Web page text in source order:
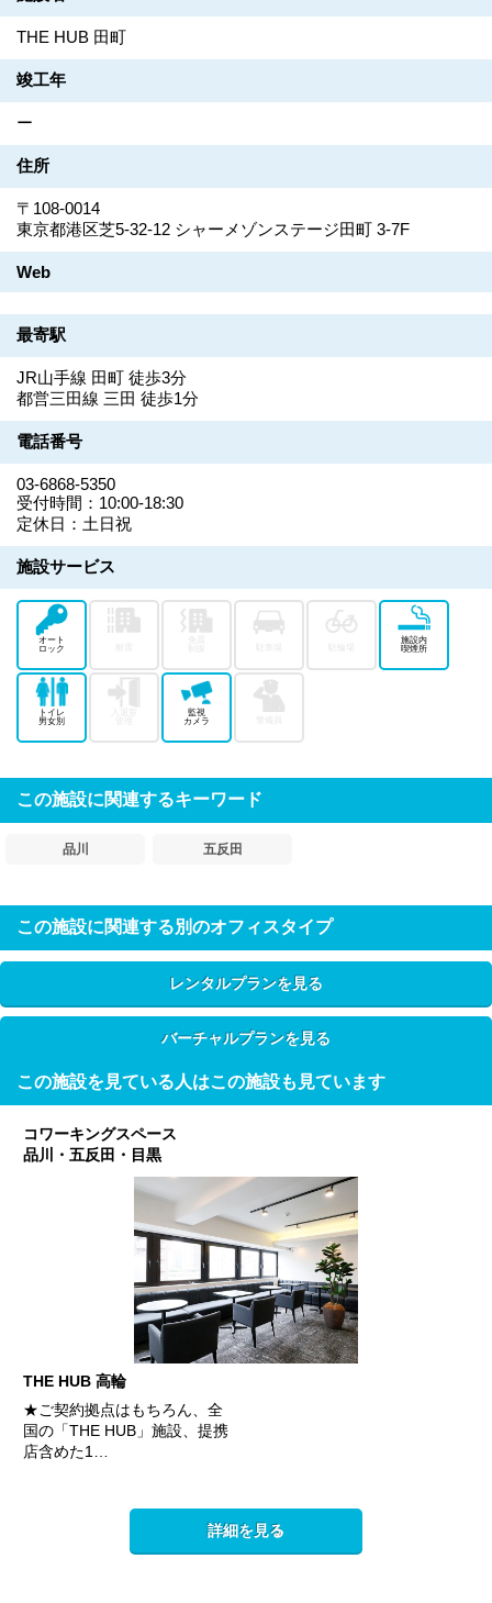
THE HUB 田町
竣工年
ー
住所
〒108-0014
東京都港区芝5-32-12 シャーメゾンステージ田町 3-7F
Web
最寄駅
JR山手線 田町 徒歩3分
都営三田線 三田 徒歩1分
電話番号
03-6868-5350
受付時間：10:00-18:30
定休日：土日祝
施設サービス
オート
ロック
施設内
喫煙所
トイレ
男女別
監視
カメラ
この施設に関連するキーワード
品川 五反田
この施設に関連する別のオフィスタイプ
レンタルプランを見る
バーチャルプランを見る
この施設を見ている人はこの施設も見ています
コワーキングスペース
品川・五反田・目黒
THE HUB 高輪
★ご契約拠点はもちろん、全
国の「THE HUB」施設、提携
店含めた1…
詳細を見る